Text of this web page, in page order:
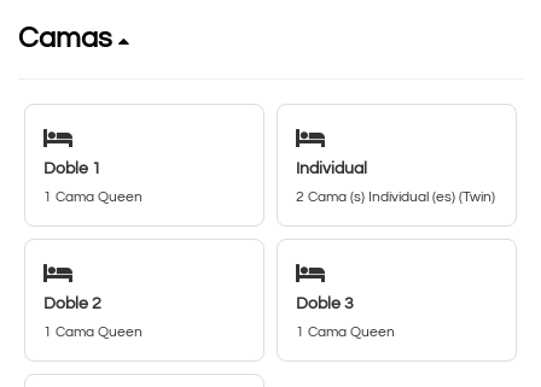
Camas
Doble 1
1 Cama Queen
Individual
2 Cama (s) Individual (es) (Twin)
Doble 2
1 Cama Queen
Doble 3
1 Cama Queen